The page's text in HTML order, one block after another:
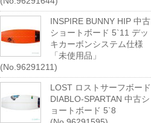
INSPIRE BUNNY HIP 中古
ショートボード 5`11 デッ
キカーボンシステム仕様
「未使用品」
(No.96291211)
LOST ロストサーフボード
DIABLO-SPARTAN 中古シ
ョートボード 5`8